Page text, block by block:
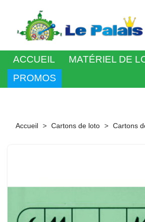
ACCUEIL MATÉRIEL DE
PROMOS
Accueil Cartons de loto Cartons